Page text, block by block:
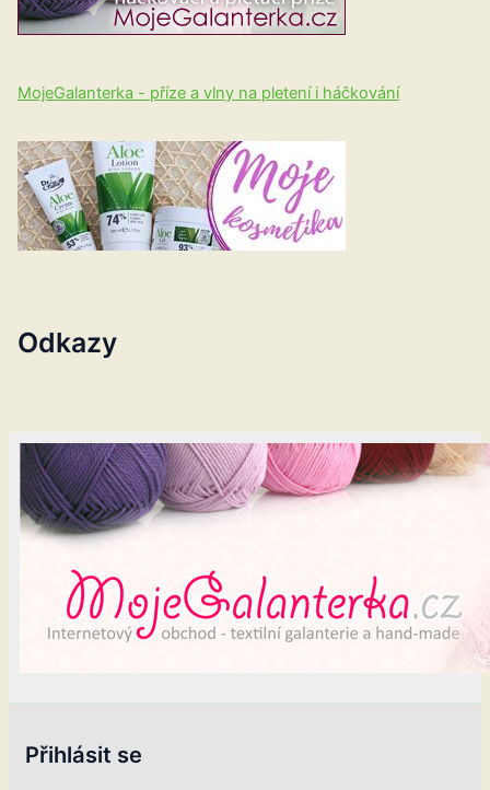
MojeGalanterka - příze a vlny na pletení i háčkování
Odkazy
Přihlásit se